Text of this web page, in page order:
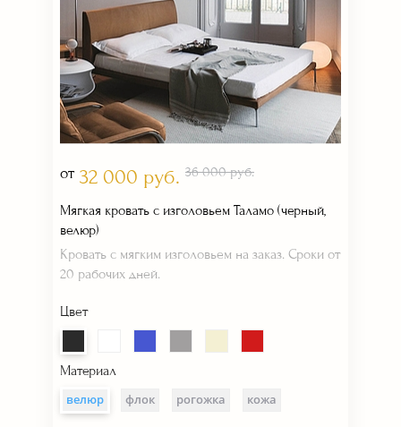
от 32 000 руб. 36 000 руб.
Мягкая кровать с изголовьем Таламо (черный,
велюр)
Кровать с мягким изголовьем на заказ. Сроки от
20 рабочих дней.
Цвет
Материал
велюр
флок рогожка кожа